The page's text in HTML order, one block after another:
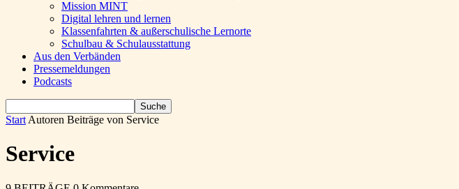
Mission MINT
Digital lehren und lernen
Klassenfahrten & außerschulische Lernorte
Schulbau & Schulausstattung
Aus den Verbänden
Pressemeldungen
Podcasts
Start Autoren Beiträge von Service
Service